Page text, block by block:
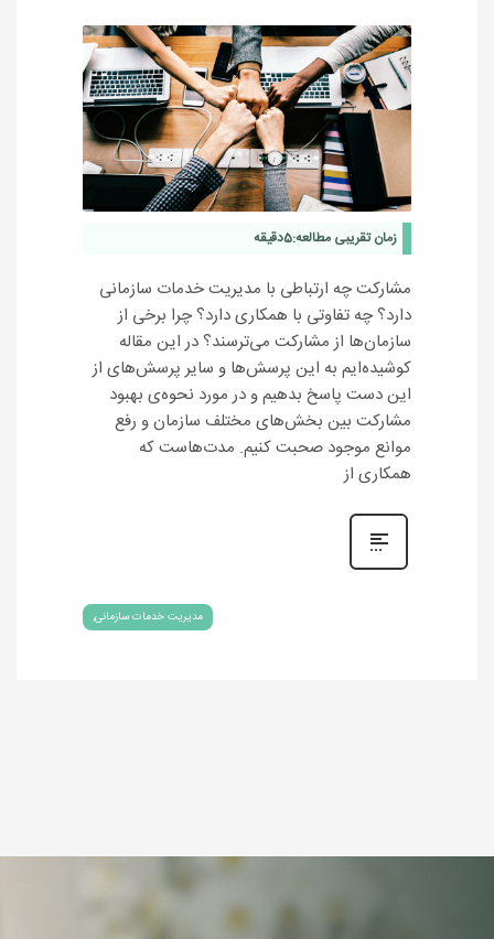
زمان تقریبی مطالعه:5دقیقه
مشارکت چه ارتباطی با مدیریت خدمات سازمانی
دارد؟ چه تفاوتی با همکاری دارد؟ چرا برخی از
سازمان‌ها از مشارکت می‌ترسند؟ در این مقاله
کوشیده‌ایم به این پرسش‌ها و سایر پرسش‌های از
این دست پاسخ بدهیم و در مورد نحوه‌ی بهبود
مشارکت بین بخش‌های مختلف سازمان و رفع
موانع موجود صحبت کنیم. مدت‌هاست که
همکاری از
مدیریت خدمات سازمانی